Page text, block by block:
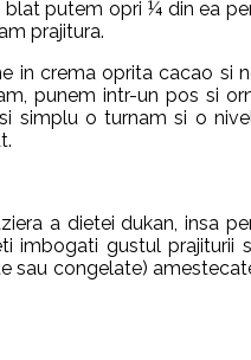
putem opri ¼ din ea
prajitura.
in crema oprita cacao si
punem intr-un pos si
simplu o turnam si o
a dietei dukan, insa
imbogati gustul prajiturii
sau congelate)